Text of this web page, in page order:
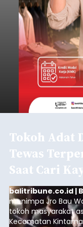
Tokoh Adat
Tewas
Saat Cari
balitribune.co.id |
menimpa Jro Bau
tokoh masyarakat
Kecamatan